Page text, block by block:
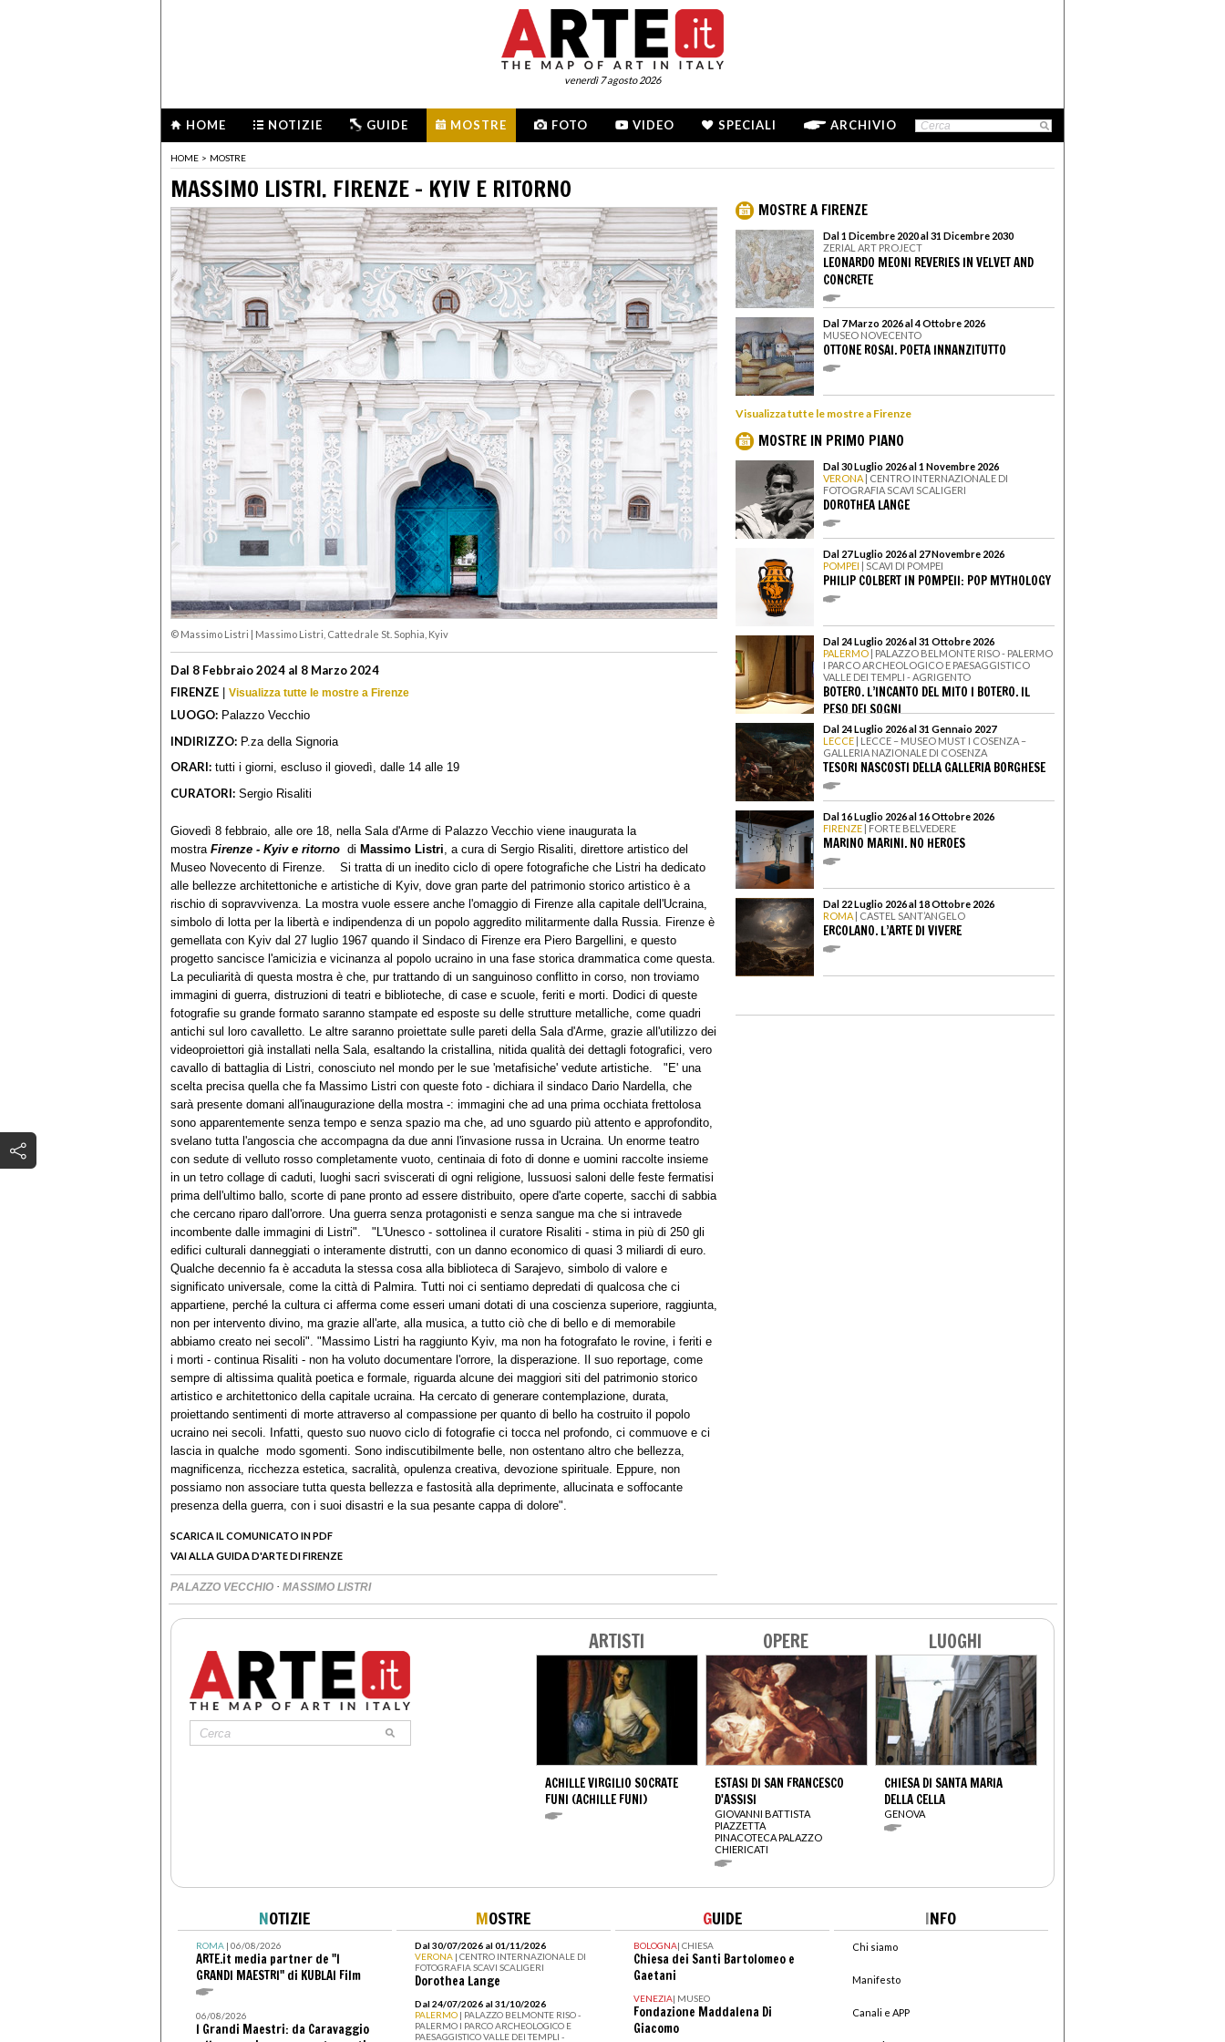
venerdì 7 agosto 2026
HOME NOTIZIE GUIDE MOSTRE FOTO VIDEO SPECIALI ARCHIVIO
HOME > MOSTRE
MASSIMO LISTRI. FIRENZE - KYIV E RITORNO
© Massimo Listri Massimo Listri, Cattedrale St. Sophia, Kyiv
Dal 8 Febbraio 2024 al 8 Marzo 2024
FIRENZE | Visualizza tutte le mostre a Firenze
LUOGO: Palazzo Vecchio
INDIRIZZO: P.za della Signoria
ORARI: tutti i giorni, escluso il giovedì, dalle 14 alle 19
CURATORI: Sergio Risaliti
Giovedì 8 febbraio, alle ore 18, nella Sala d'Arme di Palazzo Vecchio viene inaugurata la
mostra Firenze - Kyiv e ritorno di Massimo Listri, a cura di Sergio Risaliti, direttore artistico del
Museo Novecento di Firenze. Si tratta di un inedito ciclo di opere fotografiche che Listri ha dedicato
alle bellezze architettoniche e artistiche di Kyiv, dove gran parte del patrimonio storico artistico è a
rischio di sopravvivenza. La mostra vuole essere anche l'omaggio di Firenze alla capitale dell'Ucraina,
simbolo di lotta per la libertà e indipendenza di un popolo aggredito militarmente dalla Russia. Firenze è
gemellata con Kyiv dal 27 luglio 1967 quando il Sindaco di Firenze era Piero Bargellini, e questo
progetto sancisce l'amicizia e vicinanza al popolo ucraino in una fase storica drammatica come questa.
La peculiarità di questa mostra è che, pur trattando di un sanguinoso conflitto in corso, non troviamo
immagini di guerra, distruzioni di teatri e biblioteche, di case e scuole, feriti e morti. Dodici di queste
fotografie su grande formato saranno stampate ed esposte su delle strutture metalliche, come quadri
antichi sul loro cavalletto. Le altre saranno proiettate sulle pareti della Sala d'Arme, grazie all'utilizzo dei
videoproiettori già installati nella Sala, esaltando la cristallina, nitida qualità dei dettagli fotografici, vero
cavallo di battaglia di Listri, conosciuto nel mondo per le sue 'metafisiche' vedute artistiche. "E' una
scelta precisa quella che fa Massimo Listri con queste foto - dichiara il sindaco Dario Nardella, che
sarà presente domani all'inaugurazione della mostra -: immagini che ad una prima occhiata frettolosa
sono apparentemente senza tempo e senza spazio ma che, ad uno sguardo più attento e approfondito,
svelano tutta l'angoscia che accompagna da due anni l'invasione russa in Ucraina. Un enorme teatro
con sedute di velluto rosso completamente vuoto, centinaia di foto di donne e uomini raccolte insieme
in un tetro collage di caduti, luoghi sacri sviscerati di ogni religione, lussuosi saloni delle feste fermatisi
prima dell'ultimo ballo, scorte di pane pronto ad essere distribuito, opere d'arte coperte, sacchi di sabbia
che cercano riparo dall'orrore. Una guerra senza protagonisti e senza sangue ma che si intravede
incombente dalle immagini di Listri". "L'Unesco - sottolinea il curatore Risaliti - stima in più di 250 gli
edifici culturali danneggiati o interamente distrutti, con un danno economico di quasi 3 miliardi di euro.
Qualche decennio fa è accaduta la stessa cosa alla biblioteca di Sarajevo, simbolo di valore e
significato universale, come la città di Palmira. Tutti noi ci sentiamo depredati di qualcosa che ci
appartiene, perché la cultura ci afferma come esseri umani dotati di una coscienza superiore, raggiunta,
non per intervento divino, ma grazie all'arte, alla musica, a tutto ciò che di bello e di memorabile
abbiamo creato nei secoli". "Massimo Listri ha raggiunto Kyiv, ma non ha fotografato le rovine, i feriti e
i morti - continua Risaliti - non ha voluto documentare l'orrore, la disperazione. Il suo reportage, come
sempre di altissima qualità poetica e formale, riguarda alcune dei maggiori siti del patrimonio storico
artistico e architettonico della capitale ucraina. Ha cercato di generare contemplazione, durata,
proiettando sentimenti di morte attraverso al compassione per quanto di bello ha costruito il popolo
ucraino nei secoli. Infatti, questo suo nuovo ciclo di fotografie ci tocca nel profondo, ci commuove e ci
lascia in qualche modo sgomenti. Sono indiscutibilmente belle, non ostentano altro che bellezza,
magnificenza, ricchezza estetica, sacralità, opulenza creativa, devozione spirituale. Eppure, non
possiamo non associare tutta questa bellezza e fastosità alla deprimente, allucinata e soffocante
presenza della guerra, con i suoi disastri e la sua pesante cappa di dolore".
SCARICA IL COMUNICATO IN PDF
VAI ALLA GUIDA D'ARTE DI FIRENZE
PALAZZO VECCHIO · MASSIMO LISTRI
MOSTRE A FIRENZE
Dal 1 Dicembre 2020 al 31 Dicembre 2030
ZERIAL ART PROJECT
LEONARDO MEONI REVERIES IN VELVET AND
CONCRETE
Dal 7 Marzo 2026 al 4 Ottobre 2026
MUSEO NOVECENTO
OTTONE ROSAI. POETA INNANZITUTTO
Visualizza tutte le mostre a Firenze
MOSTRE IN PRIMO PIANO
Dal 30 Luglio 2026 al 1 Novembre 2026
VERONA | CENTRO INTERNAZIONALE DI
FOTOGRAFIA SCAVI SCALIGERI
DOROTHEA LANGE
Dal 27 Luglio 2026 al 27 Novembre 2026
POMPEI | SCAVI DI POMPEI
PHILIP COLBERT IN POMPEII: POP MYTHOLOGY
Dal 24 Luglio 2026 al 31 Ottobre 2026
PALERMO | PALAZZO BELMONTE RISO - PALERMO
I PARCO ARCHEOLOGICO E PAESAGGISTICO
VALLE DEI TEMPLI - AGRIGENTO
BOTERO. L’INCANTO DEL MITO I BOTERO. IL
PESO DEI SOGNI
Dal 24 Luglio 2026 al 31 Gennaio 2027
LECCE | LECCE – MUSEO MUST I COSENZA –
GALLERIA NAZIONALE DI COSENZA
TESORI NASCOSTI DELLA GALLERIA BORGHESE
Dal 16 Luglio 2026 al 16 Ottobre 2026
FIRENZE | FORTE BELVEDERE
MARINO MARINI. NO HEROES
Dal 22 Luglio 2026 al 18 Ottobre 2026
ROMA | CASTEL SANT’ANGELO
ERCOLANO. L’ARTE DI VIVERE
ARTISTI
ACHILLE VIRGILIO SOCRATE
FUNI (ACHILLE FUNI)
OPERE
ESTASI DI SAN FRANCESCO
D'ASSISI
GIOVANNI BATTISTA
PIAZZETTA
PINACOTECA PALAZZO
CHIERICATI
LUOGHI
CHIESA DI SANTA MARIA
DELLA CELLA
GENOVA
NOTIZIE
ROMA| 06/08/2026
ARTE.it media partner de "I
GRANDI MAESTRI" di KUBLAI Film
06/08/2026
I Grandi Maestri: da Caravaggio
MOSTRE
Dal 30/07/2026 al 01/11/2026
VERONA | CENTRO INTERNAZIONALE DI
FOTOGRAFIA SCAVI SCALIGERI
Dorothea Lange
Dal 24/07/2026 al 31/10/2026
PALERMO | PALAZZO BELMONTE RISO -
PALERMO I PARCO ARCHEOLOGICO E
PAESAGGISTICO VALLE DEI TEMPLI -
GUIDE
BOLOGNA| CHIESA
Chiesa dei Santi Bartolomeo e
Gaetani
VENEZIA| MUSEO
Fondazione Maddalena Di
Giacomo
INFO
Chi siamo
Manifesto
Canali e APP